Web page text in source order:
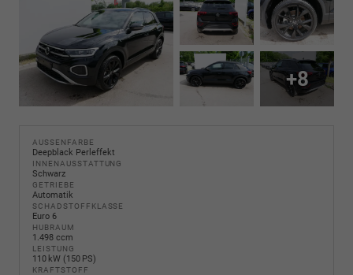
+8
AUSSENFARBE
Deepblack Perleffekt
INNENAUSSTATTUNG
Schwarz
GETRIEBE
Automatik
SCHADSTOFFKLASSE
Euro 6
HUBRAUM
1.498 ccm
LEISTUNG
110 kW (150 PS)
KRAFTSTOFF